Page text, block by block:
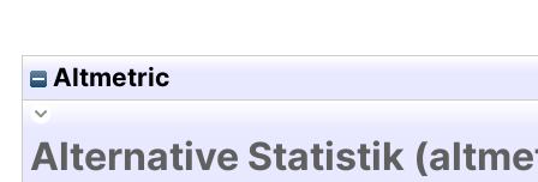
Altmetric
Alternative Statistik